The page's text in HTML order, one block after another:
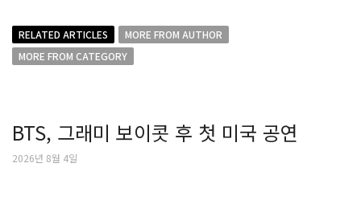
RELATED ARTICLES
MORE FROM AUTHOR
MORE FROM CATEGORY
BTS, 그래미 보이콧 후 첫 미국 공연
2026년 8월 4일